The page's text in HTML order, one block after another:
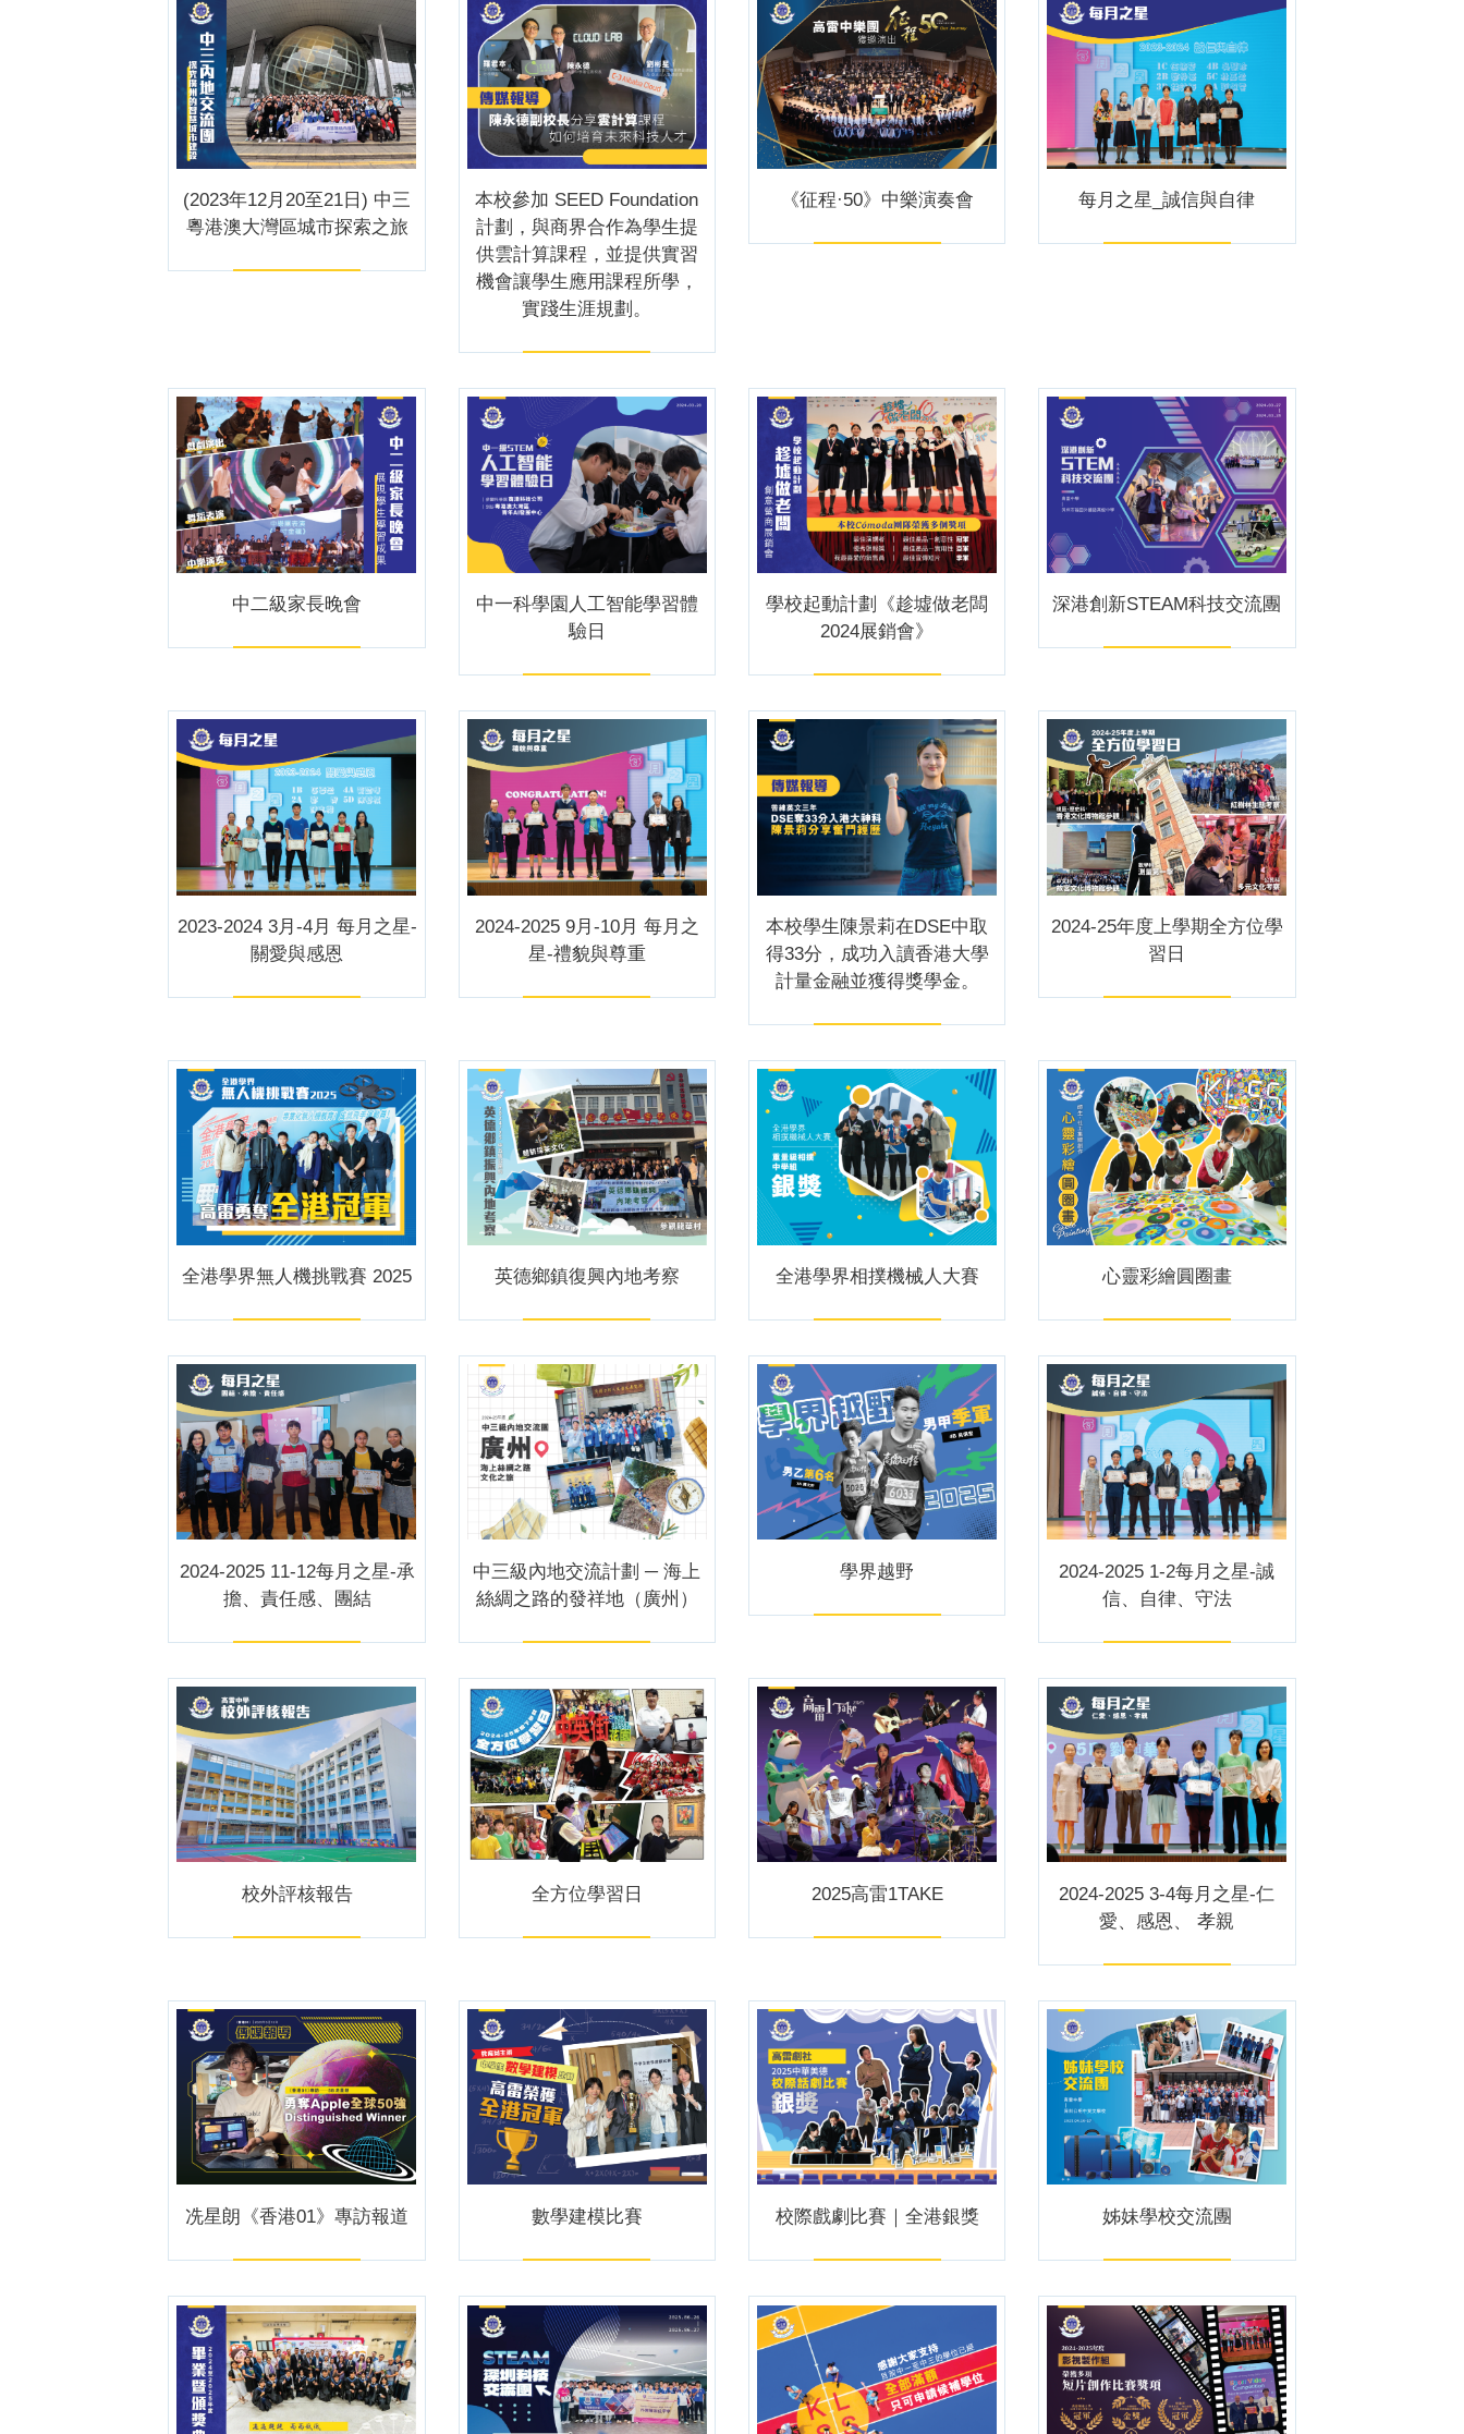
(2023年12月20至21日) 中三
粵港澳大灣區城市探索之旅
本校參加 SEED Foundation
計劃，與商界合作為學生提
供雲計算課程，並提供實習
機會讓學生應用課程所學，
實踐生涯規劃。
《征程·50》中樂演奏會 每月之星_誠信與自律
中二級家長晚會
中一科學園人工智能學習體
驗日
學校起動計劃《趁墟做老闆
2024展銷會》
深港創新STEAM科技交流團
2023-2024 3月-4月 每月之星-
關愛與感恩
2024-2025 9月-10月 每月之
星-禮貌與尊重
本校學生陳景莉在DSE中取
得33分，成功入讀香港大學
計量金融並獲得獎學金。
2024-25年度上學期全方位學
習日
全港學界無人機挑戰賽 2025 英德鄉鎮復興內地考察 全港學界相撲機械人大賽 心靈彩繪圓圈畫
2024-2025 11-12每月之星-承
擔、責任感、團結
中三級內地交流計劃 ─ 海上
絲綢之路的發祥地（廣州）
學界越野
2024-2025 1-2每月之星-誠
信、自律、守法
校外評核報告 全方位學習日 2025高雷1TAKE
2024-2025 3-4每月之星-仁
愛、感恩、 孝親
冼星朗《香港01》專訪報道 數學建模比賽 校際戲劇比賽｜全港銀獎 姊妹學校交流團